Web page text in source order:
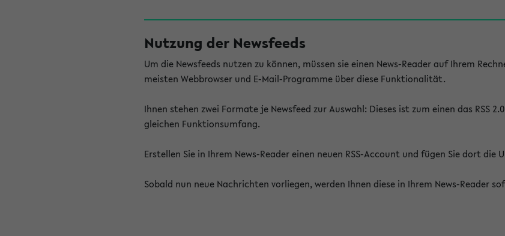
Nutzung der Newsfeeds
Um die Newsfeeds nutzen zu können, müssen sie einen News-Reader auf Ihrem
meisten Webbrowser und E-Mail-Programme über diese Funktionalität.
Ihnen stehen zwei Formate je Newsfeed zur Auswahl: Dieses ist zum einen das
gleichen Funktionsumfang.
Erstellen Sie in Ihrem News-Reader einen neuen RSS-Account und fügen Sie dort die
Sobald nun neue Nachrichten vorliegen, werden Ihnen diese in Ihrem News-Reader